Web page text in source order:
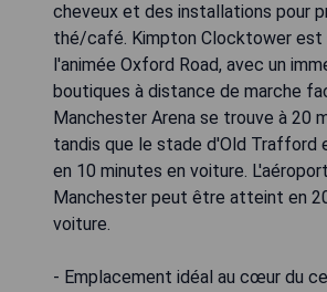
cheveux et des installations pour
thé/café. Kimpton Clocktower est
l'animée Oxford Road, avec un
boutiques à distance de marche
Manchester Arena se trouve à 20
tandis que le stade d'Old Trafford
en 10 minutes en voiture.
Manchester peut être atteint en
voiture.
- Emplacement idéal au cœur du